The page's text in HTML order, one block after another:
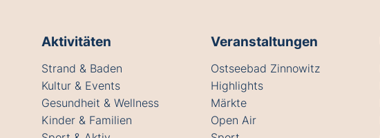
Aktivitäten
Strand & Baden
Kultur & Events
Gesundheit & Wellness
Kinder & Familien
Veranstaltungen
Ostseebad Zinnowitz
Highlights
Märkte
Open Air